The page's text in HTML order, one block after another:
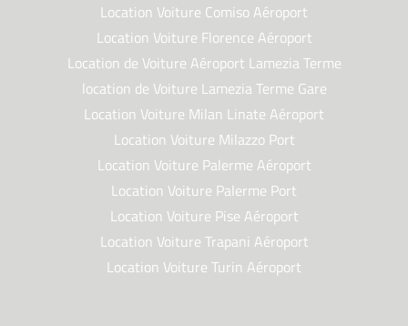
Location Voiture Comiso Aéroport
Location Voiture Florence Aéroport
Location de Voiture Aéroport Lamezia Terme
location de Voiture Lamezia Terme Gare
Location Voiture Milan Linate Aéroport
Location Voiture Milazzo Port
Location Voiture Palerme Aéroport
Location Voiture Palerme Port
Location Voiture Pise Aéroport
Location Voiture Trapani Aéroport
Location Voiture Turin Aéroport